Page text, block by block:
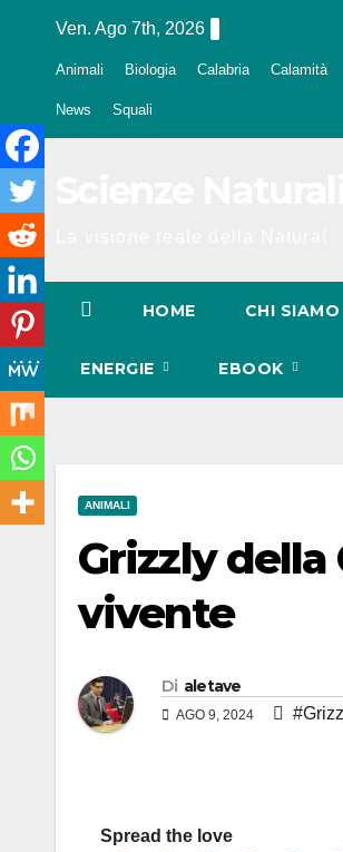
Ven. Ago 7th, 2026
Animali Biologia Calabria Calamità
News Squali
HOME CHI SIAMO
ENERGIE EBOOK
ANIMALI
Grizzly
vivente
Di aletave
AGO 9, 2024
Spread the love